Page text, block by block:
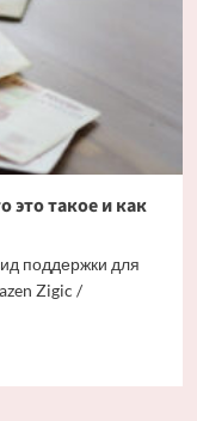
это такое и как
поддержки для
Zigic /